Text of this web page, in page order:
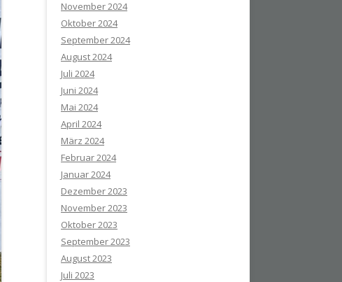
November 2024
Oktober 2024
September 2024
August 2024
Juli 2024
Juni 2024
Mai 2024
April 2024
März 2024
Februar 2024
Januar 2024
Dezember 2023
November 2023
Oktober 2023
September 2023
August 2023
Juli 2023